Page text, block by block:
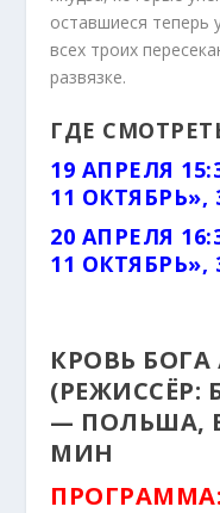
оставшиеся теперь
всех троих
развязке.
ГДЕ
19 АПРЕЛЯ
11 ОКТЯБРЬ»,
20 АПРЕЛЯ
11 ОКТЯБРЬ»,
КРОВЬ БОГА /
(РЕЖИССЁР:
— ПОЛЬША,
МИН